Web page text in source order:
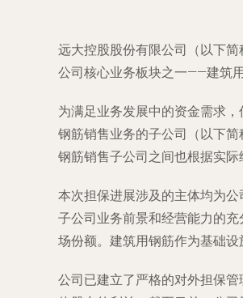
远大控股股份有限公司（以下
公司核心业务板块之一——建筑
为满足业务发展中的资金需求
钢筋销售业务的子公司（以下
钢筋销售子公司之间也根据实际
本次担保进展涉及的主体均为
子公司业务前景和经营能力的
场份额。建筑用钢筋作为基础
公司已建立了严格的对外担保